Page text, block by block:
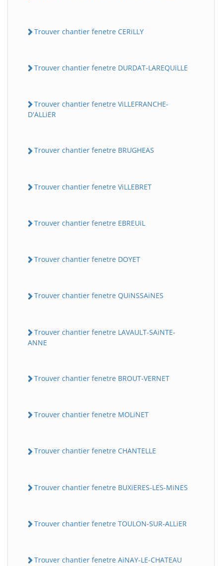
Trouver chantier fenetre CERiLLY
Trouver chantier fenetre DURDAT-LAREQUiLLE
Trouver chantier fenetre ViLLEFRANCHE-
D'ALLiER
Trouver chantier fenetre BRUGHEAS
Trouver chantier fenetre ViLLEBRET
Trouver chantier fenetre EBREUiL
Trouver chantier fenetre DOYET
Trouver chantier fenetre QUiNSSAiNES
Trouver chantier fenetre LAVAULT-SAiNTE-
ANNE
Trouver chantier fenetre BROUT-VERNET
Trouver chantier fenetre MOLiNET
Trouver chantier fenetre CHANTELLE
Trouver chantier fenetre BUXiERES-LES-MiNES
Trouver chantier fenetre TOULON-SUR-ALLiER
Trouver chantier fenetre AiNAY-LE-CHATEAU